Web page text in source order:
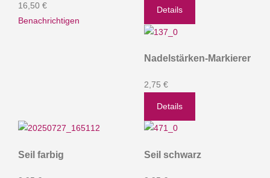
16,50 €
Benachrichtigen
Details
Nadelstärken-Markierer
2,75 €
Details
Seil farbig Seil schwarz